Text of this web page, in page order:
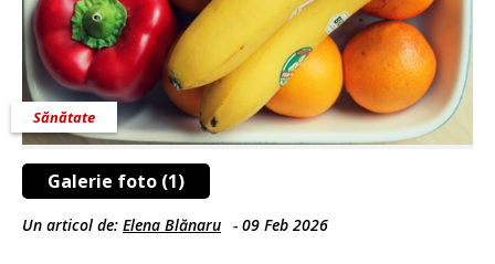
Galerie foto (1)
Sănătate
Un articol de: Elena Blănaru - 09 Feb 2026